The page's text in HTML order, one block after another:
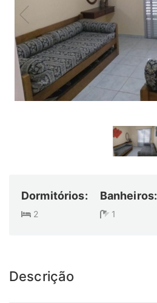
Dormitórios:
2
Banheiros:
1
Descrição